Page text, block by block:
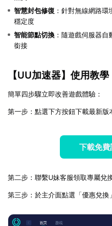
智慧封包修復 ：針對無線網路
穩定度
智能節點切換 ：隨遊戲伺服器
銜接
【UU加速器】使用教學
簡單四步驟立即改善遊戲體驗：
第一步：點選下方按鈕下載最新版
下載免
第二步：聯繫U妹客服領取專屬兌
第三步：於主介面點選「優惠兌換